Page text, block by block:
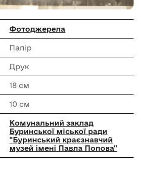
Фотоджерела
Папір
Друк
18 см
10 см
Комунальний заклад
Буринської міської ради
"Буринський краєзнавчий
музей імені Павла Попова"